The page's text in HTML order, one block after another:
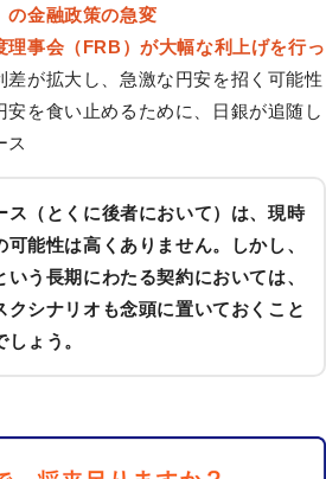
の金融政策の急変
理事会（FRB）が大幅な利上げを行っ
差が拡大し、急激な円安を招く可能性
安を食い止めるために、日銀が追随し
ス
ス（とくに後者において）は、現時
可能性は高くありません。しかし、
いう長期にわたる契約においては、
クシナリオも念頭に置いておくこと
ょう。